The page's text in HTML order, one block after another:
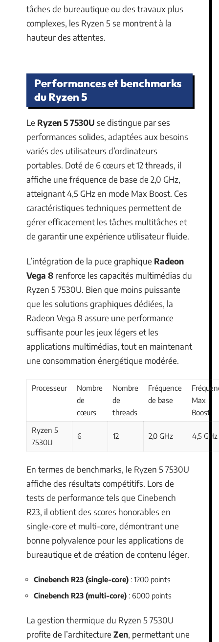
tâches de bureautique ou des travaux plus
complexes, les Ryzen 5 se montrent à la
hauteur des attentes.
Performances et benchmarks
du Ryzen 5
Le Ryzen 5 7530U se distingue par ses
performances solides, adaptées aux besoins
variés des utilisateurs d’ordinateurs
portables. Doté de 6 cœurs et 12 threads, il
affiche une fréquence de base de 2,0 GHz,
atteignant 4,5 GHz en mode Max Boost. Ces
caractéristiques techniques permettent de
gérer efficacement les tâches multitâches et
de garantir une expérience utilisateur fluide.
L’intégration de la puce graphique Radeon
Vega 8 renforce les capacités multimédias du
Ryzen 5 7530U. Bien que moins puissante
que les solutions graphiques dédiées, la
Radeon Vega 8 assure une performance
suffisante pour les jeux légers et les
applications multimédias, tout en maintenant
une consommation énergétique modérée.
Processeur
Nombre
de
cœurs
Nombre
de
threads
Fréquence
de base
Max
Boost
Ryzen 5
7530U
6 12 2,0 GHz 4,5 GHz
En termes de benchmarks, le Ryzen 5 7530U
affiche des résultats compétitifs. Lors de
tests de performance tels que Cinebench
R23, il obtient des scores honorables en
single-core et multi-core, démontrant une
bonne polyvalence pour les applications de
bureautique et de création de contenu léger.
Cinebench R23 (single-core) : 1200 points
Cinebench R23 (multi-core) : 6000 points
La gestion thermique du Ryzen 5 7530U
profite de l’architecture Zen, permettant une